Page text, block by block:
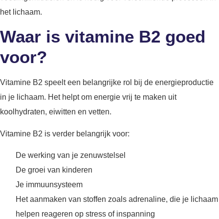
het lichaam.
Waar is vitamine B2 goed
voor?
Vitamine B2 speelt een belangrijke rol bij de energieproductie
in je lichaam. Het helpt om energie vrij te maken uit
koolhydraten, eiwitten en vetten.
Vitamine B2 is verder belangrijk voor:
De werking van je zenuwstelsel
De groei van kinderen
Je immuunsysteem
Het aanmaken van stoffen zoals adrenaline, die je lichaam
helpen reageren op stress of inspanning